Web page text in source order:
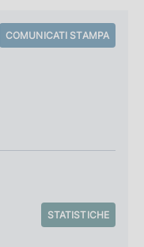
COMUNICATI STAMPA
STATISTICHE